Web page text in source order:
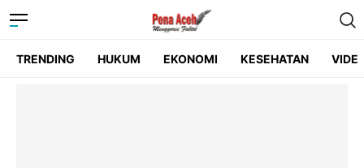
TRENDING HUKUM EKONOMI KESEHATAN